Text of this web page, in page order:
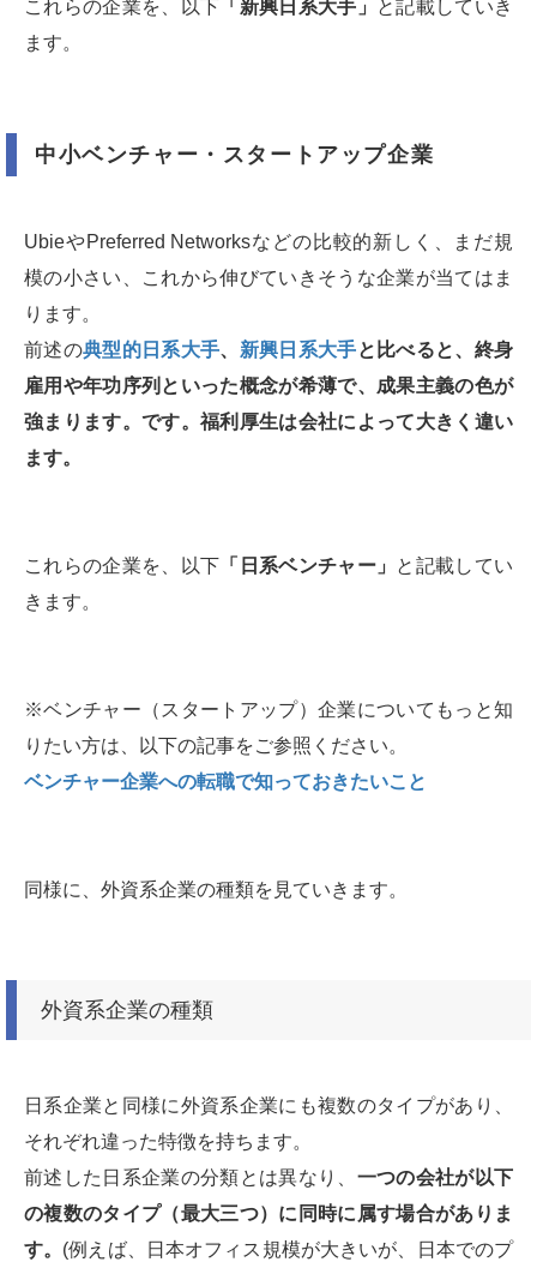
これらの企業を、以下 「新興日系大手」
と記載していき
ます。
中小ベンチャー・スタートアップ企業
UbieやPreferred Networksなどの比較的新しく、まだ規
模の小さい、これから伸びていきそうな企業が当てはま
ります。
前述の典型的日系大手、 新興日系大手と比べると、終身
雇用や年功序列といった概念が希薄で、成果主義の色が
強まります。です。福利厚生は会社によって大きく違い
ます。
これらの企業を、以下 「日系ベンチャー」 と記載してい
きます。
※ベンチャー（スタートアップ）企業についてもっと知
りたい方は、以下の記事をご参照ください。
ベンチャー企業への転職で知っておきたいこと
同様に、外資系企業の種類を見ていきます。
外資系企業の種類
日系企業と同様に外資系企業にも複数のタイプがあり、
それぞれ違った特徴を持ちます。
前述した日系企業の分類とは異なり、 一つの会社が以下
の複数のタイプ（最大三つ）に同時に属す場合がありま
す。 (例えば、日本オフィス規模が大きいが、日本でのプ